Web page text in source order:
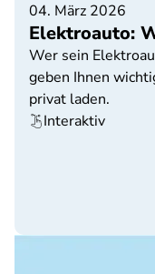
04. März 2026
Elektroauto:
Wer sein
geben Ihnen
privat laden.
Interaktiv